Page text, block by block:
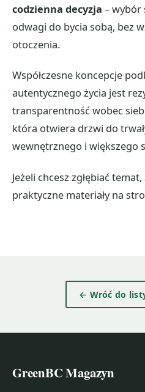
codzienna decyzja – wybór
odwagi do bycia sobą, bez
otoczenia.
Współczesne koncepcje
autentycznego życia jest
transparentność wobec
która otwiera drzwi do
wewnętrznego i większego
Jeżeli chcesz zgłębiać
praktyczne materiały na
← Wróć do
GreenBC Magazyn